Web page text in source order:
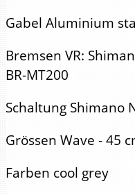
Gabel Aluminium
Bremsen VR:
BR-MT200
Schaltung Shimano
Grössen Wave - 45
Farben cool grey